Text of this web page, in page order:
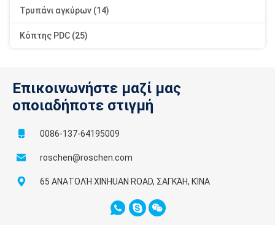
Τρυπάνι αγκύρων (14)
Κόπτης PDC (25)
Επικοινωνήστε μαζί μας
οποιαδήποτε στιγμή
0086-137-64195009
roschen@roschen.com
65 ΑΝΑΤΟΛΉ XINHUAN ROAD, ΣΑΓΚΆΗ, ΚΊΝΑ